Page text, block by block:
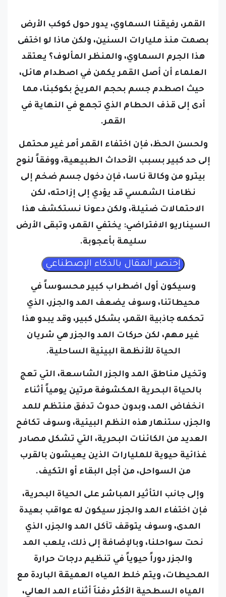
القمر، رفيقنا السماوي، يدور حول كوكب الأرض
بصمت منذ مليارات السنين، ولكن ماذا لو اختفى
هذا الجرم السماوي، والمنظر المألوف؟ يعتقد
العلماء أن أصل القمر يكمن في اصطدام هائل،
حيث اصطدم جسم بحجم المريخ بكوكبنا، مما
أدى إلى قذف الحطام الذي تجمع في النهاية في
القمر.
ولحسن الحظ، فإن اختفاء القمر أمر غير محتمل
إلى حد كبير بسبب الأحداث الطبيعية، ووفقاً لنوح
بيترو من وكالة ناسا، فإن دخول جسم ضخم إلى
نظامنا الشمسي قد يؤدي إلى إزاحته، لكن
الاحتمالات ضئيلة، ولكن دعونا نستكشف هذا
السيناريو الافتراضي: يختفي القمر، وتبقى الأرض
سليمة بأعجوبة.
وسيكون أول اضطراب كبير محسوساً في
محيطاتنا، وسوف يضعف المد والجزر، الذي
تحكمه جاذبية القمر، بشكل كبير، وقد يبدو هذا
غير مهم، لكن حركات المد والجزر هي شريان
الحياة للأنظمة البيئية الساحلية.
وتخيل مناطق المد والجزر الشاسعة، التي تعج
بالحياة البحرية المكشوفة مرتين يومياً أثناء
انخفاض المد، وبدون حدوث تدفق منتظم للمد
والجزر، ستنهار هذه النظم البيئية، وسوف تكافح
العديد من الكائنات البحرية، التي تشكل مصادر
غذائية حيوية للمليارات الذين يعيشون بالقرب
من السواحل، من أجل البقاء أو التكيف.
وإلى جانب التأثير المباشر على الحياة البحرية،
فإن اختفاء المد والجزر سيكون له عواقب بعيدة
المدى، وسوف يتوقف تآكل المد والجزر، الذي
نحت سواحلنا، وبالإضافة إلى ذلك، يلعب المد
والجزر دوراً حيوياً في تنظيم درجات حرارة
المحيطات، ويتم خلط المياه العميقة الباردة مع
المياه السطحية الأكثر دفئاَ أثناء المد العالي،